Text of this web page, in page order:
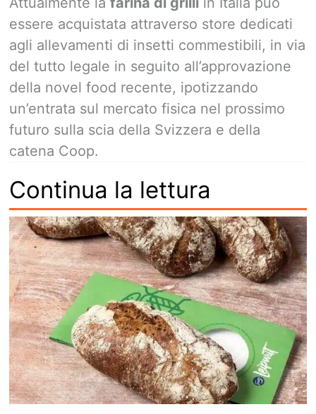
essere acquistata attraverso store dedicati
agli allevamenti di insetti commestibili, in via
del tutto legale in seguito all’approvazione
della novel food recente, ipotizzando
un’entrata sul mercato fisica nel prossimo
futuro sulla scia della Svizzera e della
catena Coop.
Continua la lettura